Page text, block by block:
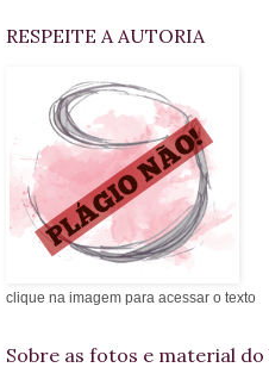
RESPEITE A AUTORIA
clique na imagem para acessar o texto
Sobre as fotos e material do